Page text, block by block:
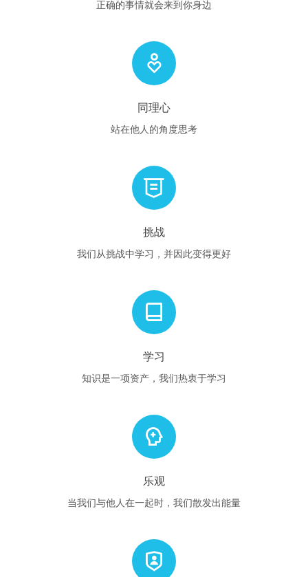
正确的事情就会来到你身边
同理心
站在他人的角度思考
挑战
我们从挑战中学习，并因此变得更好
学习
知识是一项资产，我们热衷于学习
乐观
当我们与他人在一起时，我们散发出能量